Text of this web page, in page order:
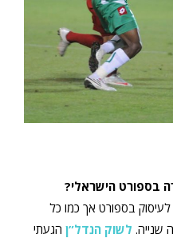
בספורט הישראלי?
בספורט אך כמו כל
שנייה. לשוק הנדל”ן הגעתי